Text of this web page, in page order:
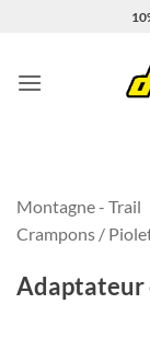
Montagne - Trail
Crampons /
Adaptateur